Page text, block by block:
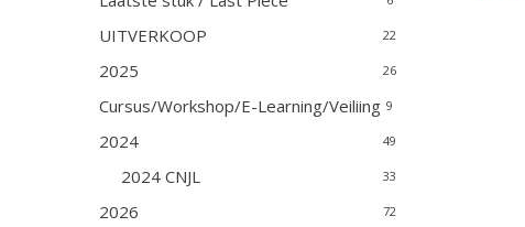
UITVERKOOP 22
2025 26
Cursus/Workshop/E-Learning/Veiliing 9
2024 49
2024 CNJL 33
2026 72